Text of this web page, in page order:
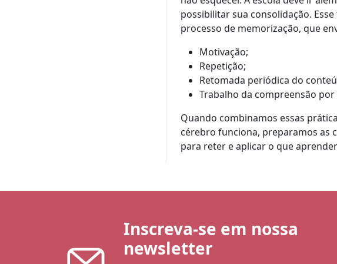
possibilitar sua consolidação.
processo de memorização, que
Motivação;
Repetição;
Retomada periódica do
Trabalho da compreensão
Quando combinamos essas
cérebro funciona, preparamos as
para reter e aplicar o que
Inscreva-se em nossa
newsletter